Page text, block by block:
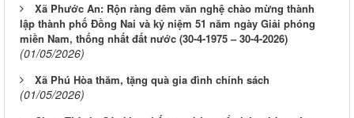
Xã Phước An: Rộn ràng đêm văn nghệ chào mừng thành
lập thành phố Đồng Nai và kỷ niệm 51 năm ngày Giải phóng
miền Nam, thống nhất đất nước (30-4-1975 – 30-4-2026)
(01/05/2026)
Xã Phú Hòa thăm, tặng quà gia đình chính sách
(01/05/2026)